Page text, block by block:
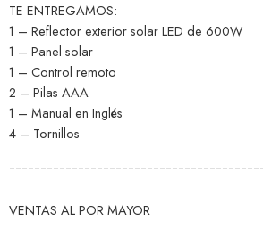
TE ENTREGAMOS:
1 – Reflector exterior solar LED de 600W
1 – Panel solar
1 – Control remoto
2 – Pilas AAA
1 – Manual en Inglés
4 – Tornillos
VENTAS AL POR MAYOR